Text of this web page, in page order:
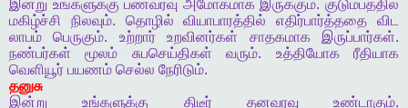
இன்று உங்களுக்கு பணவரவு அமோகமாக இருக்கும்.குடும்பத்தில்
மகிழ்ச்சி
நிலவும். தொழில் வியாபாரத்தில் எதிர்பார்த்ததை
விட
லாபம்
பெருகும். உற்றார் உறவினர்கள் சாதகமாக இருப்பார்கள்.
நண்பர்கள்
மூலம் சுபசெய்திகள் வரும். உத்தியோக
ரீதியாக
வெளியூர் பயணம் செல்ல நேரிடும்.
தனுசு
இன்று
உங்களுக்கு திடீர் தனவரவு உண்டாகும்.